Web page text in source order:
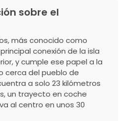
sobre el
más conocido como
conexión de la isla
y cumple ese papel a la
cerca del pueblo de
a solo 23 kilómetros
un trayecto en coche
al centro en unos 30